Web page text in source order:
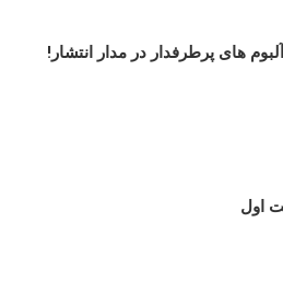
های پرطرفدار در مدار انتشار!
اول